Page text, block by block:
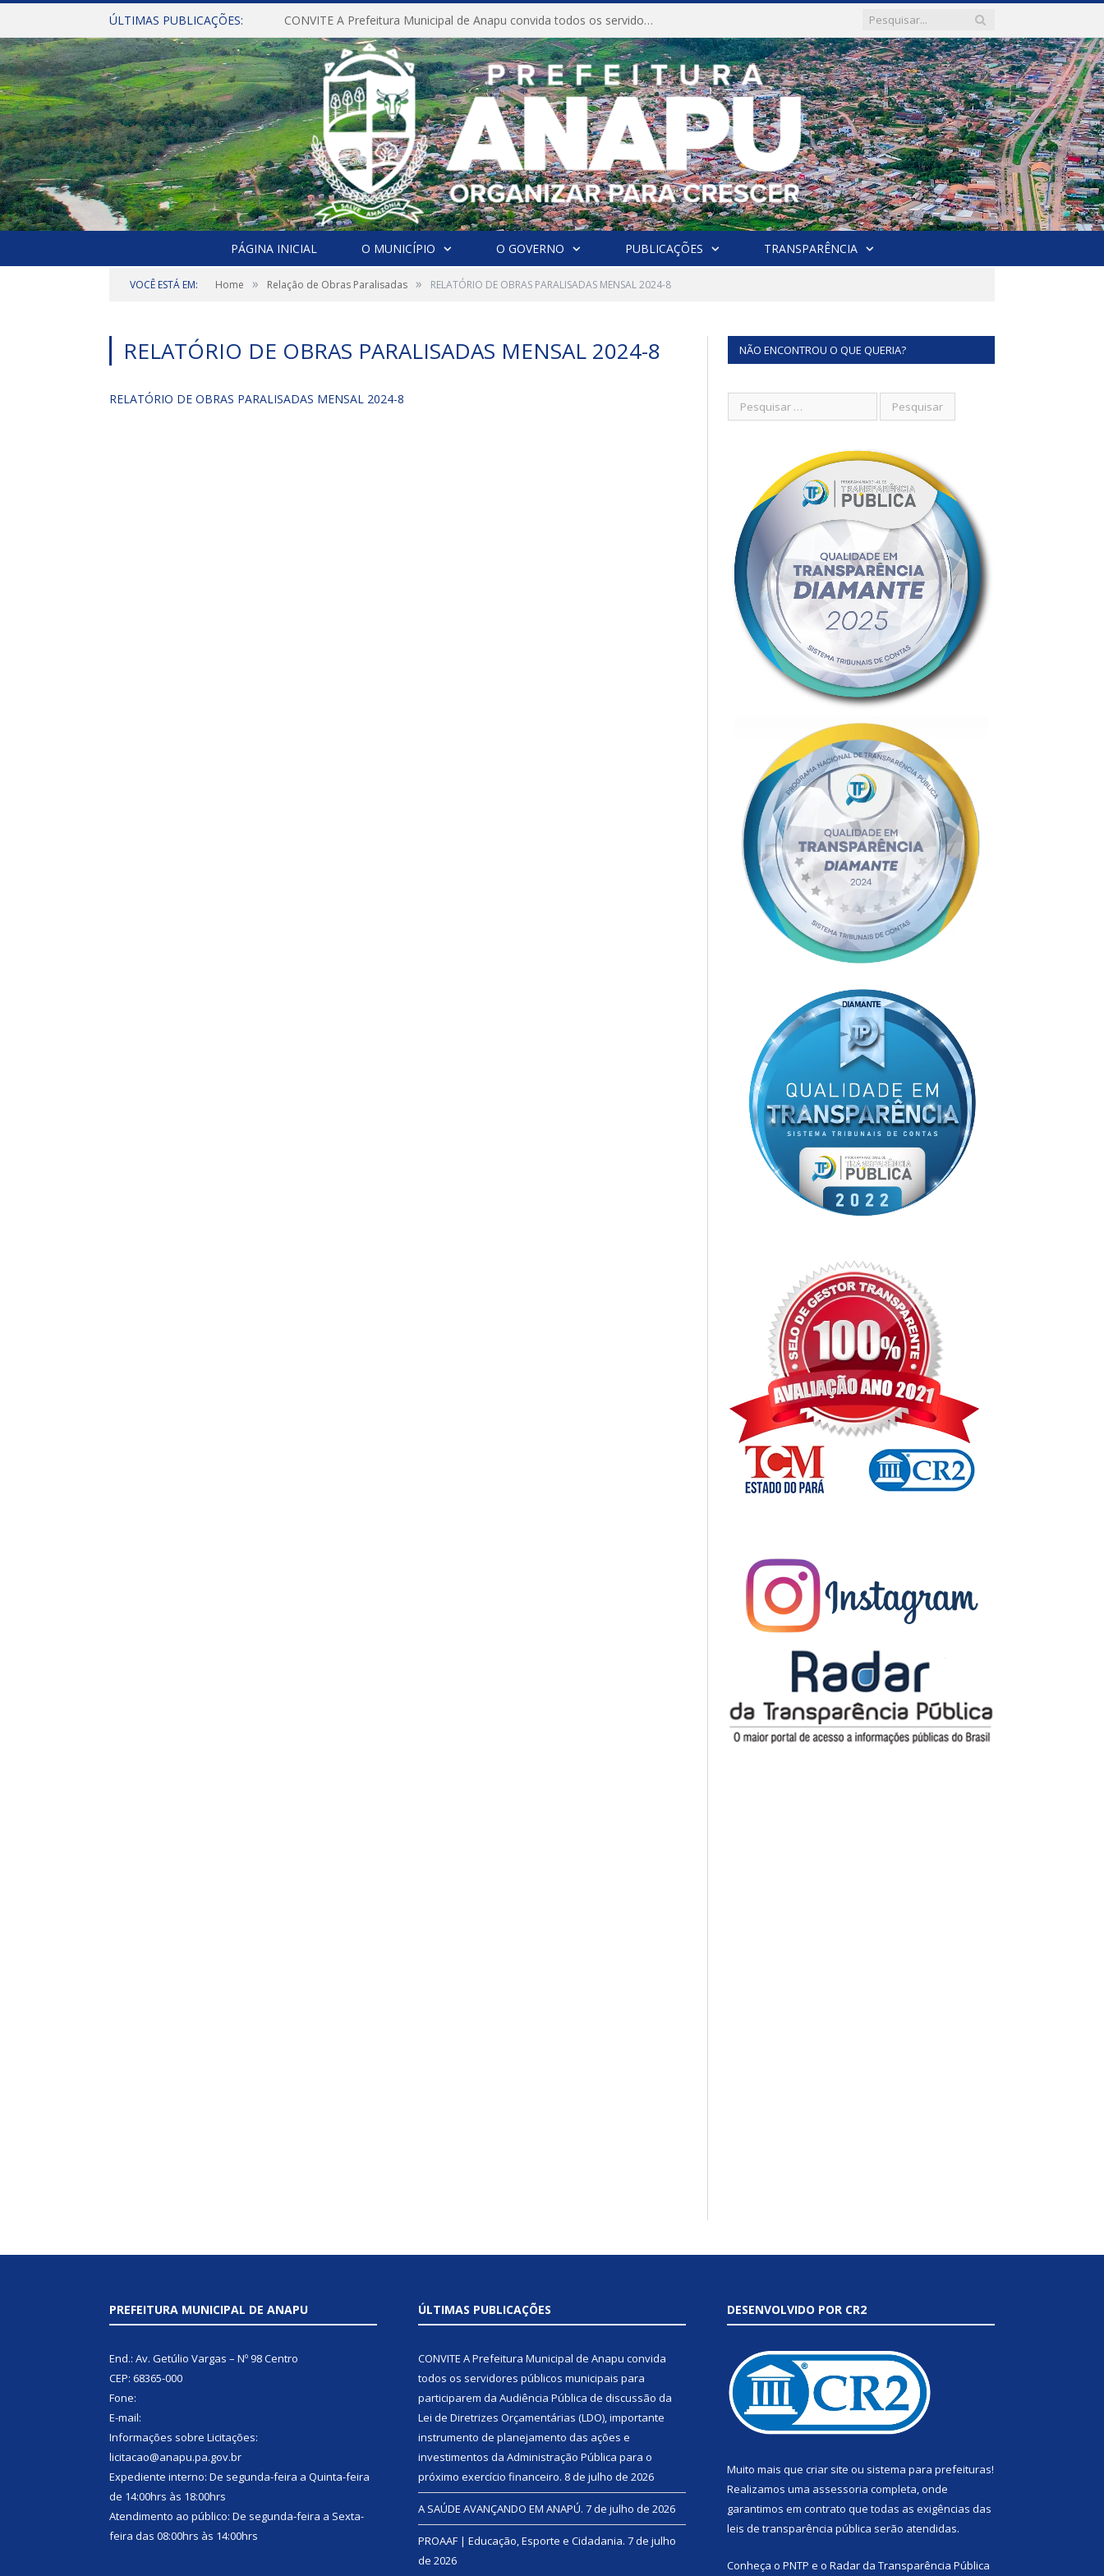
ÚLTIMAS PUBLICAÇÕES: CONVITE A Prefeitura Municipal de Anapu convida todos os servidores públicos municipais para participarem da Audiência Pública de discussão da Lei de Diretrizes Orçamentárias (LDO), importante instrumento de planejamento das ações e investimentos da Administração Pública para o próximo exercício financeiro.
PÁGINA INICIAL O MUNICÍPIO O GOVERNO PUBLICAÇÕES TRANSPARÊNCIA
VOCÊ ESTÁ EM: Home » Relação de Obras Paralisadas » RELATÓRIO DE OBRAS PARALISADAS MENSAL 2024-8
RELATÓRIO DE OBRAS PARALISADAS MENSAL 2024-8
RELATÓRIO DE OBRAS PARALISADAS MENSAL 2024-8
NÃO ENCONTROU O QUE QUERIA?
PREFEITURA MUNICIPAL DE ANAPU
End.: Av. Getúlio Vargas – Nº 98 Centro
CEP: 68365-000
Fone:
E-mail:
Informações sobre Licitações:
licitacao@anapu.pa.gov.br
Expediente interno: De segunda-feira a Quinta-feira
de 14:00hrs às 18:00hrs
Atendimento ao público: De segunda-feira a Sexta-
feira das 08:00hrs às 14:00hrs
ÚLTIMAS PUBLICAÇÕES
CONVITE A Prefeitura Municipal de Anapu convida
todos os servidores públicos municipais para
participarem da Audiência Pública de discussão da
Lei de Diretrizes Orçamentárias (LDO), importante
instrumento de planejamento das ações e
investimentos da Administração Pública para o
próximo exercício financeiro. 8 de julho de 2026
A SAÚDE AVANÇANDO EM ANAPÚ. 7 de julho de 2026
PROAAF | Educação, Esporte e Cidadania. 7 de julho
de 2026
DESENVOLVIDO POR CR2
Muito mais que criar site ou sistema para prefeituras!
Realizamos uma assessoria completa, onde
garantimos em contrato que todas as exigências das
leis de transparência pública serão atendidas.
Conheça o PNTP e o Radar da Transparência Pública